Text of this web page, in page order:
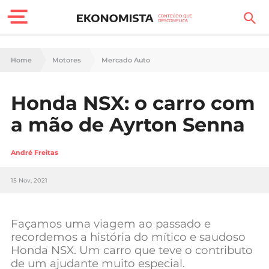
Finanças Pessoais
Carreira
Tecnologia
Negócios
Home Motores Mercado Auto
Honda NSX: o carro com
a mão de Ayrton Senna
André Freitas
15 Nov, 2021
Façamos uma viagem ao passado e
recordemos a história do mítico e saudoso
Honda NSX. Um carro que teve o contributo
de um ajudante muito especial.